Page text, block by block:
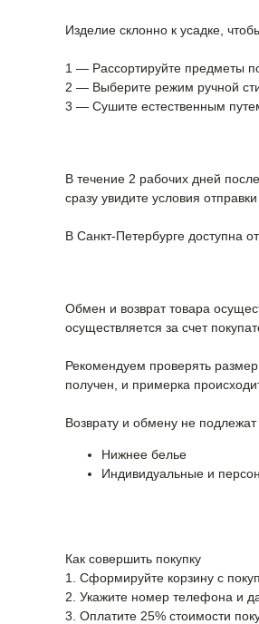
Изделие склонно к усадке,
1 — Рассортируйте предметы
2 — Выберите режим ручной
3 — Сушите естественным
В течение 2 рабочих дней
сразу увидите условия
В Санкт-Петербурге доступна
Обмен и возврат товара
осуществляется за счет
Рекомендуем проверять
получен, и примерка
Возврату и обмену не
Нижнее белье
Индивидуальные и
Как совершить покупку
1. Сформируйте корзину с
2. Укажите номер телефона и
3. Оплатите 25% стоимости